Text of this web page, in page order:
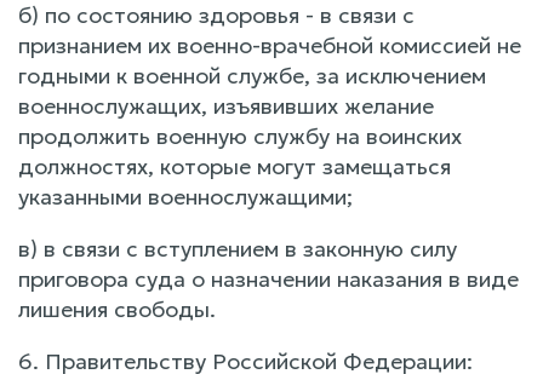
б) по состоянию здоровья - в связи с
признанием их военно-врачебной комиссией не
годными к военной службе, за исключением
военнослужащих, изъявивших желание
продолжить военную службу на воинских
должностях, которые могут замещаться
указанными военнослужащими;
в) в связи с вступлением в законную силу
приговора суда о назначении наказания в виде
лишения свободы.
6. Правительству Российской Федерации: